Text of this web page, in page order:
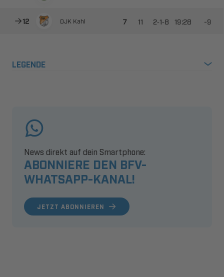
     --  ​
LEGENDE
ABONNIERE DEN BFV-
WHATSAPP-KANAL!
News direkt auf dein Smartphone:
JETZT ABONNIEREN